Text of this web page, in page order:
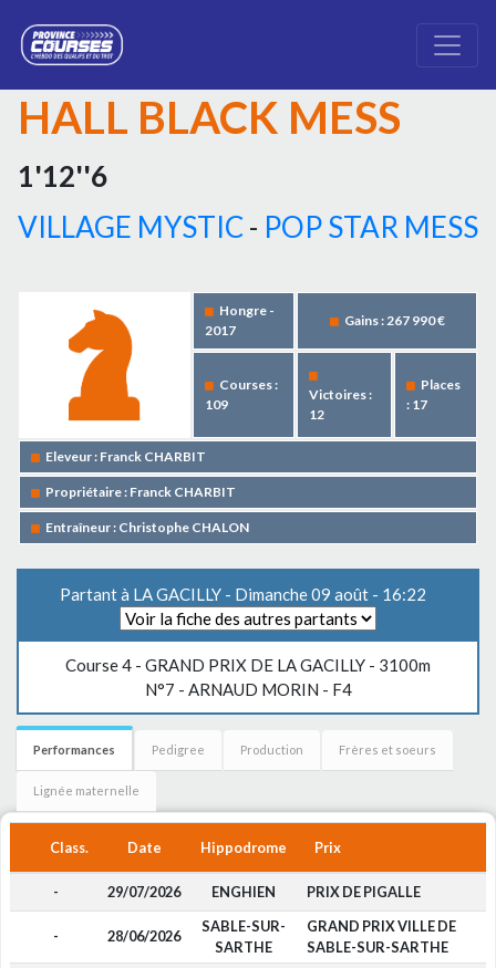
HALL BLACK MESS
1'12''6
VILLAGE MYSTIC- POP STAR MESS
Hongre -
2017
Gains : 267 990 €
Courses :
109
Victoires :
12
Places
: 17
Eleveur : Franck CHARBIT
Propriétaire : Franck CHARBIT
Entraîneur : Christophe CHALON
Partant à LA GACILLY - Dimanche 09 août - 16:22
Course 4 - GRAND PRIX DE LA GACILLY - 3100m
N°7 - ARNAUD MORIN - F4
Performances Pedigree Production Frères et soeurs
Lignée maternelle
Class. Date Hippodrome Prix
- 29/07/2026 ENGHIEN PRIX DE PIGALLE
- 28/06/2026
SABLE-SUR-
SARTHE
GRAND PRIX VILLE DE
SABLE-SUR-SARTHE